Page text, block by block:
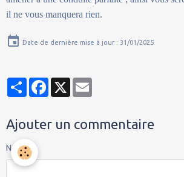
il ne vous manquera rien.
Date de dernière mise à jour : 31/01/2025
PartagerFacebook
X
Ajouter un commentaire
Nom